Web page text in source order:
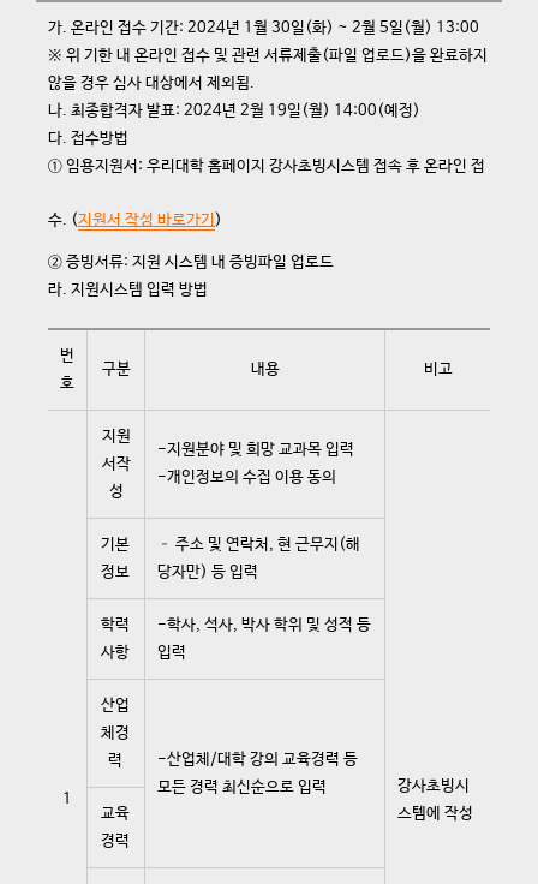
가. 온라인 접수 기간: 2024년 1월 30일(화) ~ 2월 5일(월) 13:00
※ 위 기한 내 온라인 접수 및 관련 서류제출(파일 업로드)을 완료하지
않을 경우 심사 대상에서 제외됨.
나. 최종합격자 발표: 2024년 2월 19일(월) 14:00(예정)
다. 접수방법
① 임용지원서: 우리대학 홈페이지 강사초빙시스템 접속 후 온라인 접
수. (지원서 작성 바로가기 )
② 증빙서류: 지원 시스템 내 증빙파일 업로드
라. 지원시스템 입력 방법
번
호
구분 내용 비고
1
지원
서작
성
-지원분야 및 희망 교과목 입력
-개인정보의 수집 이용 동의
강사초빙시
스템에 작성
기본
정보
– 주소 및 연락처, 현 근무지(해
당자만) 등 입력
학력
사항
-학사, 석사, 박사 학위 및 성적 등
입력
산업
체경
력
-산업체/대학 강의 교육경력 등
모든 경력 최신순으로 입력
교육
경력